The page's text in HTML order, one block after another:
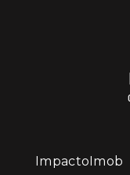
ImpactoImob